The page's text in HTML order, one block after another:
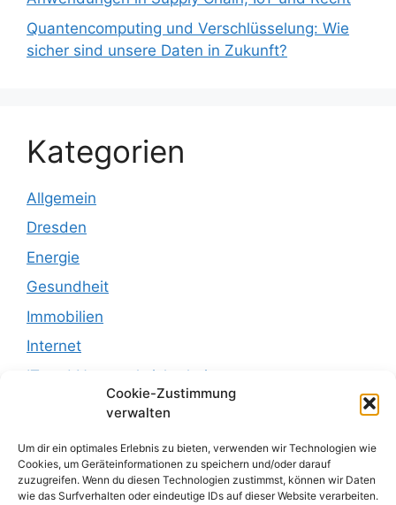
Cookie-Zustimmung
verwalten
Um dir ein optimales Erlebnis zu bieten, verwenden wir Technologien wie
Cookies, um Geräteinformationen zu speichern und/oder darauf
zuzugreifen. Wenn du diesen Technologien zustimmst, können wir Daten
wie das Surfverhalten oder eindeutige IDs auf dieser Website verarbeiten.
Quantencomputing und Verschlüsselung: Wie
sicher sind unsere Daten in Zukunft?
Kategorien
Allgemein
Dresden
Energie
Gesundheit
Immobilien
Internet
IT und Netzwerksicherheit
Recht und Justiz
Reisen